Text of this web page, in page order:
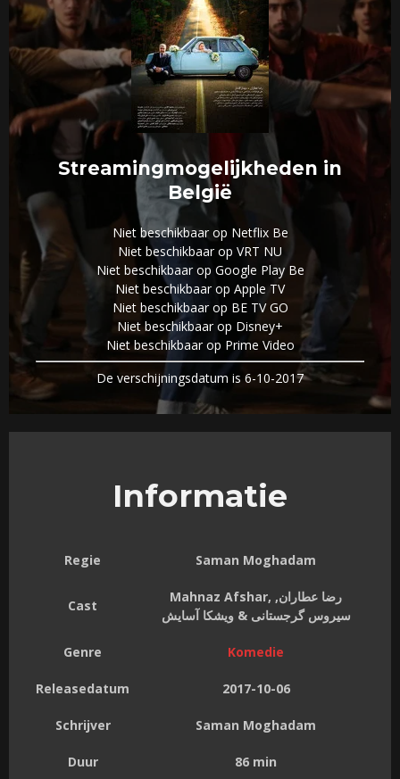
Streamingmogelijkheden in
België
Niet beschikbaar op Netflix Be
Niet beschikbaar op VRT NU
Niet beschikbaar op Google Play Be
Niet beschikbaar op Apple TV
Niet beschikbaar op BE TV GO
Niet beschikbaar op Disney+
Niet beschikbaar op Prime Video
De verschijningsdatum is 6-10-2017
Informatie
Regie Saman Moghadam
Cast
Mahnaz Afshar, رضا عطاران,
سیروس گرجستانی & ویشکا آسایش
Genre Komedie
Releasedatum 2017-10-06
Schrijver Saman Moghadam
Duur 86 min